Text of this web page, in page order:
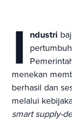
I ndustri
menekan
berhasil dan
melalui
smart supply-